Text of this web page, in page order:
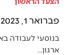
פברואר 1, 2023
בנוסעי לעבודה
ארגון…